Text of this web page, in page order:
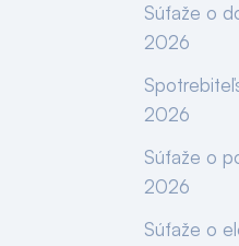
Súťaže o
2026
2026
Súťaže o
2026
Súťaže o